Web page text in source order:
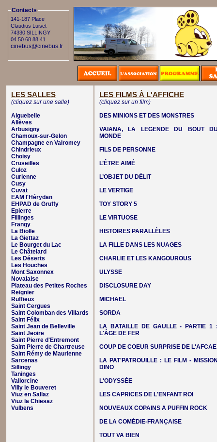
Contacts
141-187 Place
Claudius Luiset
74330 SILLINGY
04 50 68 88 41
cinebus@cinebus.fr
LES SALLES
(cliquez sur une salle)
Aiguebelle
Allèves
Arbusigny
Chamoux-sur-Gelon
Champagne en Valromey
Chindrieux
Choisy
Cruseilles
Culoz
Curienne
Cusy
Cuvat
EAM l'Hérydan
EHPAD de Gruffy
Epierre
Fillinges
Frangy
La Biolle
La Giettaz
Le Bourget du Lac
Le Châtelard
Les Déserts
Les Houches
Mont Saxonnex
Novalaise
Plateau des Petites Roches
Reignier
Ruffieux
Saint Cergues
Saint Colomban des Villards
Saint Félix
Saint Jean de Belleville
Saint Jeoire
Saint Pierre d'Entremont
Saint Pierre de Chartreuse
Saint Rémy de Maurienne
Sarcenas
Sillingy
Taninges
Vallorcine
Villy le Bouveret
Viuz en Sallaz
Viuz la Chiesaz
Vulbens
LES FILMS À L'AFFICHE
(cliquez sur un film)
DES MINIONS ET DES MONSTRES
VAIANA, LA LEGENDE DU BOUT
MONDE
FILS DE PERSONNE
L’ÊTRE AIMÉ
L’OBJET DU DÉLIT
LE VERTIGE
TOY STORY 5
LE VIRTUOSE
HISTOIRES PARALLÈLES
LA FILLE DANS LES NUAGES
CHARLIE ET LES KANGOUROUS
ULYSSE
DISCLOSURE DAY
MICHAEL
SORDA
LA BATAILLE DE GAULLE - PARTIE 1
L'ÂGE DE FER
COUP DE COEUR SURPRISE DE L'AFCAE
LA PAT'PATROUILLE : LE FILM -
DINO
L'ODYSSÉE
LES CAPRICES DE L'ENFANT ROI
NOUVEAUX COPAINS A PUFFIN ROCK
DE LA COMÉDIE-FRANÇAISE
TOUT VA BIEN